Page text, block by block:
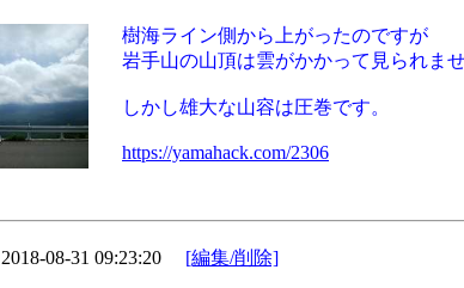
樹海ライン側から上がったのですが
岩手山の山頂は雲がかかって見られませ
しかし雄大な山容は圧巻です。
https://yamahack.com/2306
2018-08-31 09:23:20 [編集/削除]